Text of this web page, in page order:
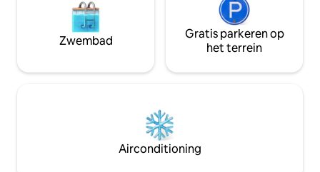
Zwembad
Gratis parkeren op
het terrein
Airconditioning